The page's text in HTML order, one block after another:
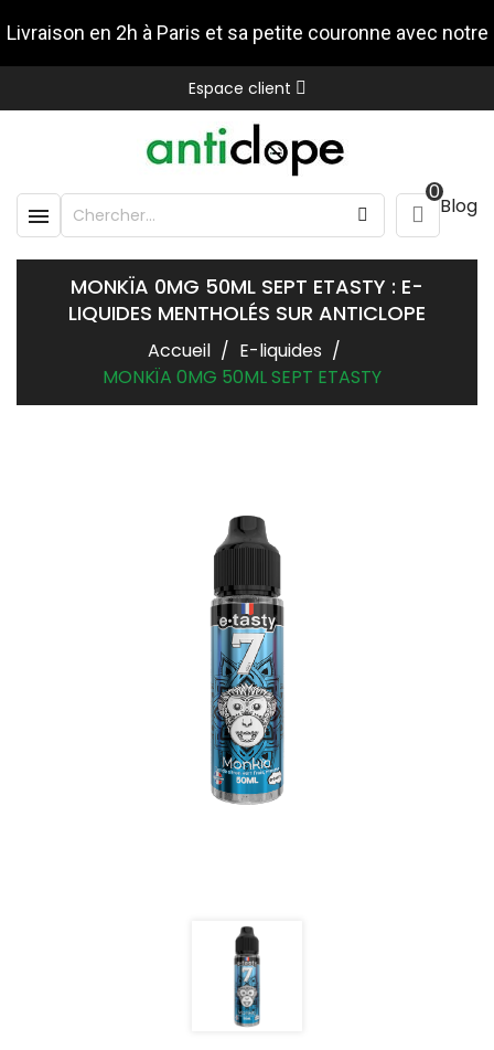
Livraison en 2h à Paris et sa petite couronne avec notre
partenaire Stuart
Espace client

0
Blog
MONKÏA 0MG 50ML SEPT ETASTY : E-
LIQUIDES MENTHOLÉS SUR ANTICLOPE
Accueil
E-liquides
MONKÏA 0MG 50ML SEPT ETASTY